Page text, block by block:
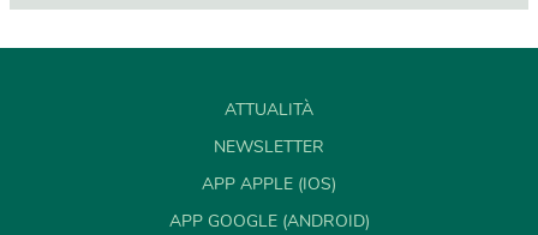
ATTUALITÀ
NEWSLETTER
APP APPLE (IOS)
APP GOOGLE (ANDROID)